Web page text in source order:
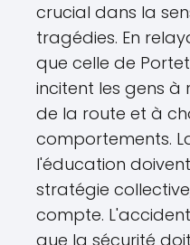
crucial dans la
tragédies. En
que celle de
incitent les gens à
de la route et à
comportements.
l'éducation
stratégie
compte.
que la sécurité